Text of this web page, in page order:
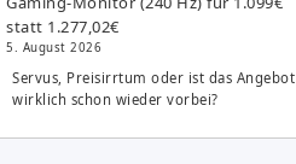
statt 1.277,02€
5. August 2026
Servus, Preisirrtum oder ist das Angebot
wirklich schon wieder vorbei?